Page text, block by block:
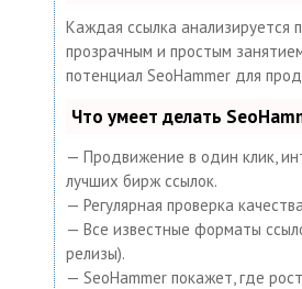
Каждая ссылка анализируется
прозрачным и простым
потенциал SeoHammer для
Что умеет делать
— Продвижение в один клик,
лучших бирж ссылок.
— Регулярная проверка
— Все известные форматы
релизы).
— SeoHammer покажет, где